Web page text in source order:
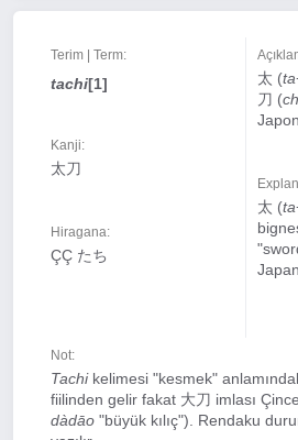
Terim | Term:
tachi[1]
Kanji:
太刀
Hiragana:
ÇÇ たち
太 (ta
刀 (
Japon
太 (ta
Not:
Tachikelimesi "kesmek"
fiilinden gelir fakat 大刀 imlası
dàdāo "büyük kılıç"). Rendaku